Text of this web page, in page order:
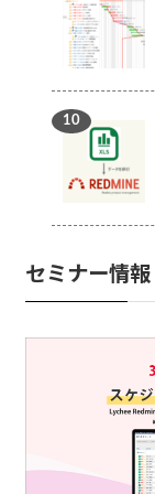
セミナー情報